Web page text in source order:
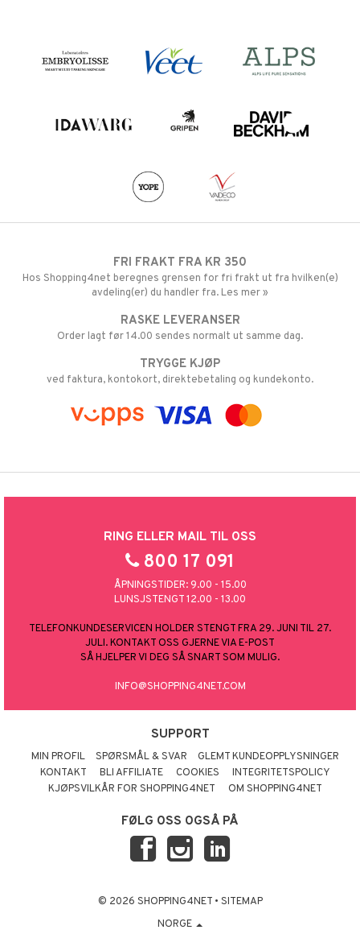
FRI FRAKT FRA KR 350
Hos Shopping4net beregnes grensen for fri frakt ut fra hvilken(e)
avdeling(er) du handler fra. Les mer »
RASKE LEVERANSER
Order lagt før 14.00 sendes normalt ut samme dag.
TRYGGE KJØP
ved faktura, kontokort, direktebetaling og kundekonto.
RING ELLER MAIL TIL OSS
800 17 091
ÅPNINGSTIDER: 9.00 - 15.00
LUNSJSTENGT 12.00 - 13.00
TELEFONKUNDESERVICEN HOLDER STENGT FRA 29. JUNI TIL 27.
JULI. KONTAKT OSS GJERNE VIA E-POST
SÅ HJELPER VI DEG SÅ SNART SOM MULIG.
INFO@SHOPPING4NET.COM
SUPPORT
MIN PROFIL SPØRSMÅL & SVAR
GLEMT KUNDEOPPLYSNINGER
KONTAKT
BLI AFFILIATE COOKIES
INTEGRITETSPOLICY
KJØPSVILKÅR FOR SHOPPING4NET
OM SHOPPING4NET
FØLG OSS OGSÅ PÅ
© 2026 SHOPPING4NET • SITEMAP
NORGE